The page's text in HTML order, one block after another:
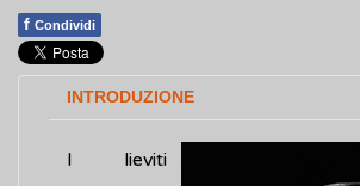
f Condividi
INTRODUZIONE
I lieviti